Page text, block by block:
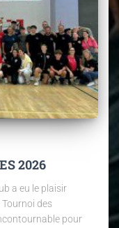
2026
a eu le plaisir
des
pour